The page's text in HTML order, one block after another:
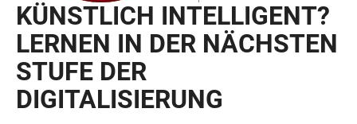
KÜNSTLICH INTELLIGENT?
LERNEN IN DER NÄCHSTEN
STUFE DER
DIGITALISIERUNG